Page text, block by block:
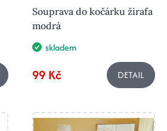
Souprava do kočárku žirafa
modrá
skladem
99 Kč DETAIL